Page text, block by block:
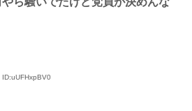
ID:uUFHxpBV0